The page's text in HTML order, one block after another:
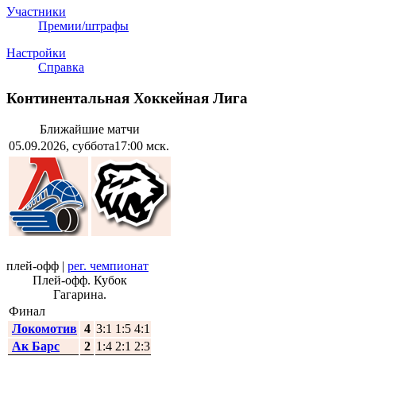
Участники
Премии/штрафы
Настройки
Справка
Континентальная Хоккейная Лига
Ближайшие матчи
05.09.2026, суббота17:00 мск.
плей-офф | рег. чемпионат
Плей-офф. Кубок
Гагарина.
Финал
Локомотив 4 3:1 1:5 4:1
Ак Барс
2 1:4 2:1 2:3